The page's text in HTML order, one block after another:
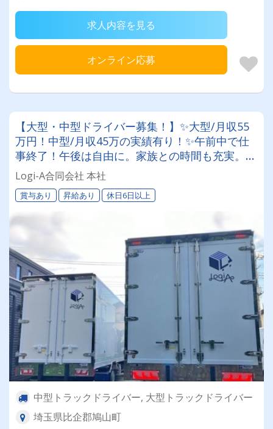
求人内容を見る
オンライン応募
【大型・中型ドライバー募集！】✨大型/月収55
万円！中型/月収45万の実績有り！✨午前中で仕
事終了！午後は自由に。家族との時間も充実。地
場メインで安定高収入！
Logi-A合同会社 本社
賞与あり 昇給あり 休日6日以上
中型トラックドライバー, 大型トラックドライバー
埼玉県比企郡鳩山町